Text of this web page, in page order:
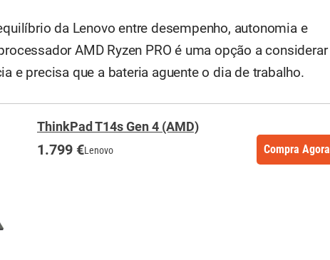
da Lenovo entre desempenho, autonomia e
AMD Ryzen PRO é uma opção a considerar
e precisa que a bateria aguente o dia de trabalho.
ThinkPad T14s Gen 4 (AMD)
1.799 €Lenovo Compra Agora